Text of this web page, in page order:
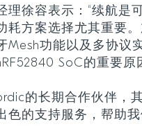
理徐容表示：“续航是
耗方案选择尤其重要
Mesh功能以及多协议
SoC的重要原
的长期合作伙伴，
色的支持服务，帮助